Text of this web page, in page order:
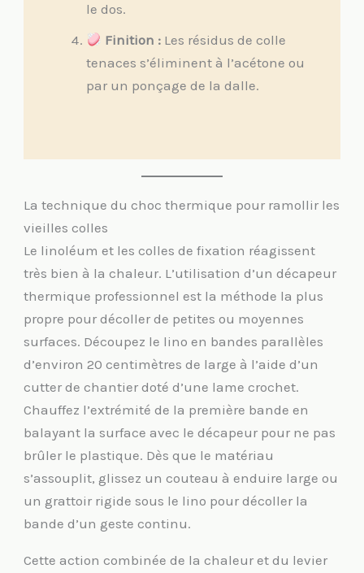
le dos.
Finition : Les résidus de colle
tenaces s’éliminent à l’acétone ou
par un ponçage de la dalle.
La technique du choc thermique pour ramollir les
vieilles colles
Le linoléum et les colles de fixation réagissent
très bien à la chaleur. L’utilisation d’un décapeur
thermique professionnel est la méthode la plus
propre pour décoller de petites ou moyennes
surfaces. Découpez le lino en bandes parallèles
d’environ 20 centimètres de large à l’aide d’un
cutter de chantier doté d’une lame crochet.
Chauffez l’extrémité de la première bande en
balayant la surface avec le décapeur pour ne pas
brûler le plastique. Dès que le matériau
s’assouplit, glissez un couteau à enduire large ou
un grattoir rigide sous le lino pour décoller la
bande d’un geste continu.
Cette action combinée de la chaleur et du levier